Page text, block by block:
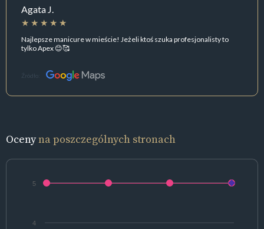
Agata J.
Najlepsze manicure w mieście! Jeżeli ktoś szuka profesjonalisty to
tylko Apex 😊🥰
Źródło:
Ocenyna poszczególnych stronach
4
5